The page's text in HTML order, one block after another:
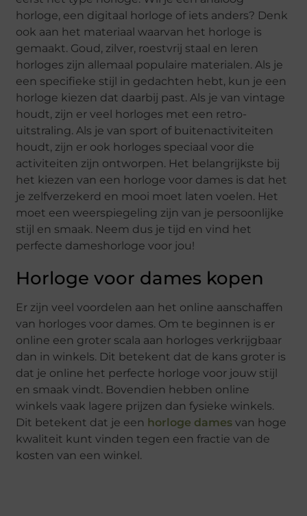
horloge, een digitaal horloge of iets anders? Denk
ook aan het materiaal waarvan het horloge is
gemaakt. Goud, zilver, roestvrij staal en leren
horloges zijn allemaal populaire materialen. Als je
een specifieke stijl in gedachten hebt, kun je een
horloge kiezen dat daarbij past. Als je van vintage
houdt, zijn er veel horloges met een retro-
uitstraling. Als je van sport of buitenactiviteiten
houdt, zijn er ook horloges speciaal voor die
activiteiten zijn ontworpen. Het belangrijkste bij
het kiezen van een horloge voor dames is dat het
je zelfverzekerd en mooi moet laten voelen. Het
moet een weerspiegeling zijn van je persoonlijke
stijl en smaak. Neem dus je tijd en vind het
perfecte dameshorloge voor jou!
Horloge voor dames kopen
Er zijn veel voordelen aan het online aanschaffen
van horloges voor dames. Om te beginnen is er
online een groter scala aan horloges verkrijgbaar
dan in winkels. Dit betekent dat de kans groter is
dat je online het perfecte horloge voor jouw stijl
en smaak vindt. Bovendien hebben online
winkels vaak lagere prijzen dan fysieke winkels.
Dit betekent dat je een horloge dames van hoge
kwaliteit kunt vinden tegen een fractie van de
kosten van een winkel.